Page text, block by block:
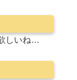
しいね…